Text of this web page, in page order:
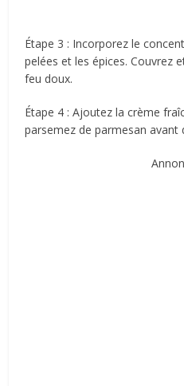
Étape 3 : Incorporez le
pelées et les épices. Couvrez
feu doux.
Étape 4 : Ajoutez la crème
parsemez de parmesan avant